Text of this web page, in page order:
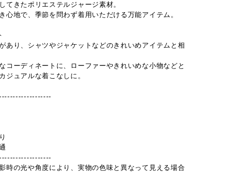
てきたポリエステルジャージ素材。
心地で、季節を問わず着用いただける万能アイテム。
あり、シャツやジャケットなどのきれいめアイテムと相
コーディネートに、ローファーやきれいめな小物などと
ジュアルな着こなしに。
時の光や角度により、実物の色味と異なって見える場合